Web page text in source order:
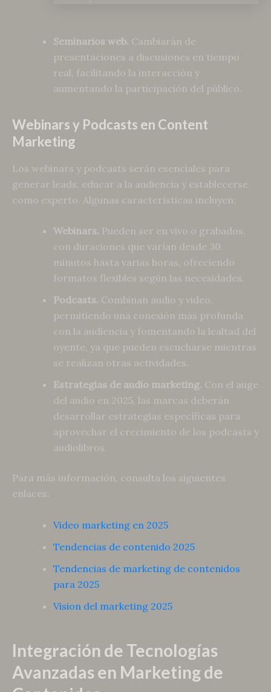
Seminarios web. Cambiarán de
presentaciones a discusiones en tiempo
real, facilitando la interacción y
aumentando la participación del público.
Webinars y Podcasts en Content
Marketing
Los webinars y podcasts serán esenciales para
generar leads, educar a la audiencia y establecerse
como experto. Algunas características incluyen:
Webinars. Pueden ser en vivo o grabados,
con duraciones que varían desde 30
minutos hasta varias horas, ofreciendo
formatos flexibles según las necesidades.
Podcasts. Combinan audio y video,
permitiendo una conexión más profunda
con la audiencia y fomentando la lealtad del
oyente, ya que pueden escucharse mientras
se realizan otras actividades.
Estrategias de audio marketing. Con el auge
del audio en 2025, las marcas deberán
desarrollar estrategias específicas para
aprovechar el crecimiento de los podcasts y
audiolibros.
Para más información, consulta los siguientes
enlaces:
Video marketing en 2025
Tendencias de contenido 2025
Tendencias de marketing de contenidos
para 2025
Vision del marketing 2025
Integración de Tecnologías
Avanzadas en Marketing de